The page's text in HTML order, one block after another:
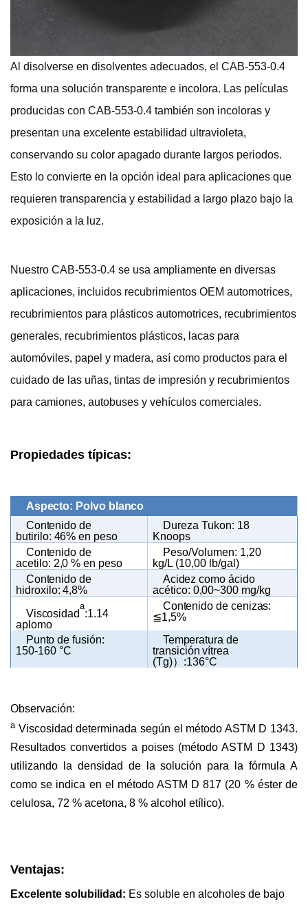
Al disolverse en disolventes adecuados, el CAB-553-0.4
forma una solución transparente e incolora. Las películas
producidas con CAB-553-0.4 también son incoloras y
presentan una excelente estabilidad ultravioleta,
conservando su color apagado durante largos periodos.
Esto lo convierte en la opción ideal para aplicaciones que
requieren transparencia y estabilidad a largo plazo bajo la
exposición a la luz.
Nuestro CAB-553-0.4 se usa ampliamente en diversas
aplicaciones, incluidos recubrimientos OEM automotrices,
recubrimientos para plásticos automotrices, recubrimientos
generales, recubrimientos plásticos, lacas para
automóviles, papel y madera, así como productos para el
cuidado de las uñas, tintas de impresión y recubrimientos
para camiones, autobuses y vehículos comerciales.
Propiedades típicas:
Aspecto: Polvo blanco
Contenido de
butirilo: 46% en peso
Dureza Tukon: 18
Knoops
Contenido de
acetilo: 2,0 % en peso
Peso/Volumen: 1,20
kg/L (10,00 lb/gal)
Contenido de
hidroxilo: 4,8%
Acidez como ácido
acético: 0,00~300 mg/kg
Viscosidad
a
:1.14
aplomo
Contenido de cenizas:
≦1,5%
Punto de fusión:
150-160 °C
Temperatura de
transición vítrea
(Tg)） :136°C
Observación:
a Viscosidad determinada según el método ASTM D 1343.
Resultados convertidos a poises (método ASTM D 1343)
utilizando la densidad de la solución para la fórmula A
como se indica en el método ASTM D 817 (20 % éster de
celulosa, 72 % acetona, 8 % alcohol etílico).
Ventajas:
Excelente solubilidad: Es soluble en alcoholes de bajo